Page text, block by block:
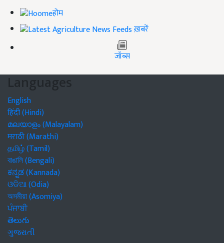
होम
ख़बरें
जॉब्स
Languages
English
हिंदी (Hindi)
മലയാളം (Malayalam)
मराठी (Marathi)
தமிழ் (Tamil)
বাঙালি (Bengali)
ಕನ್ನಡ (Kannada)
ଓଡିଆ (Odia)
অসমীয়া (Asomiya)
ਪੰਜਾਬੀ
తెలుగు
ગુજરાતી